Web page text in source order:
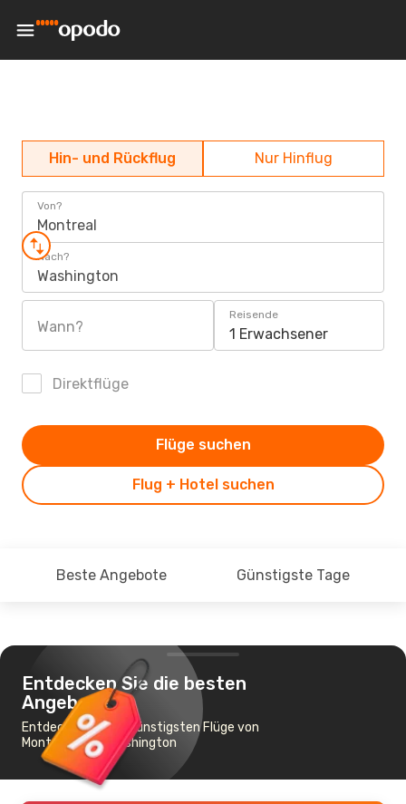
Hin- und Rückflug Nur Hinflug
Von?
Montreal
Nach?
Washington
Wann?
Reisende
1 Erwachsener
Direktflüge
Flug + Hotel suchen
Flüge suchen
Beste Angebote Günstigste Tage
Entdecken Sie die besten
Angebote
Entdecken Sie die günstigsten Flüge von
Montreal nach Washington